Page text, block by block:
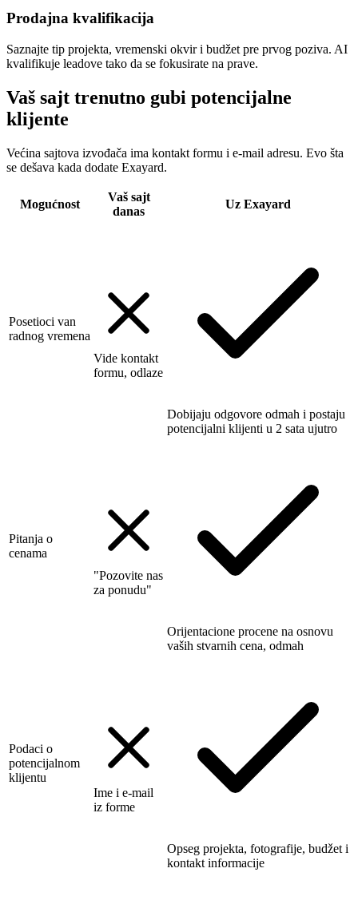
Prodajna kvalifikacija
Saznajte tip projekta, vremenski okvir i budžet pre prvog poziva. AI
kvalifikuje leadove tako da se fokusirate na prave.
Vaš sajt trenutno gubi potencijalne
klijente
Većina sajtova izvođača ima kontakt formu i e-mail adresu. Evo šta
se dešava kada dodate Exayard.
Mogućnost
Vaš sajt
danas
Uz Exayard
Posetioci van
radnog vremena
Vide kontakt
formu, odlaze
Dobijaju odgovore odmah i postaju
potencijalni klijenti u 2 sata ujutro
Pitanja o
cenama
"Pozovite nas
za ponudu"
Orijentacione procene na osnovu
vaših stvarnih cena, odmah
Podaci o
potencijalnom
klijentu
Ime i e-mail
iz forme
Opseg projekta, fotografije, budžet i
kontakt informacije